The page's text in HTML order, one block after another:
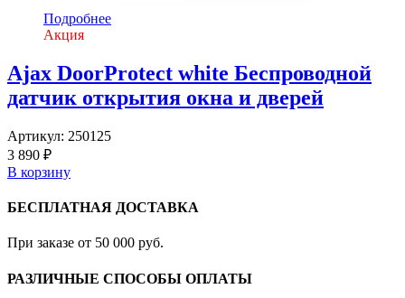
Подробнее
Акция
Ajax DoorProtect white Беспроводной
датчик открытия окна и дверей
Артикул: 250125
3 890 ₽
В корзину
БЕСПЛАТНАЯ ДОСТАВКА
При заказе от 50 000 руб.
РАЗЛИЧНЫЕ СПОСОБЫ ОПЛАТЫ